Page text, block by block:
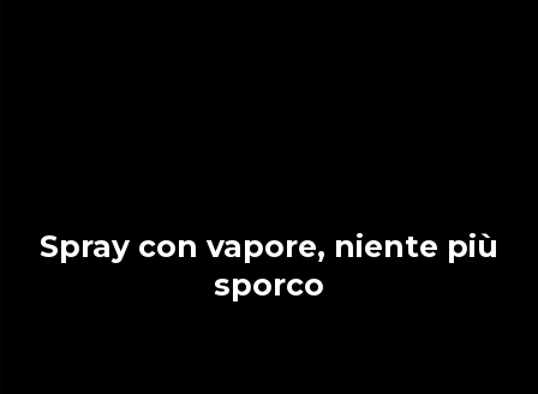
Spray con vapore, niente più
sporco